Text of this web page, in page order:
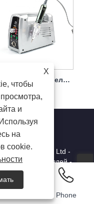
Электрическая дрель для ногтей, наконечник 65 Вт, нелегко повредить, 35000 об/мин
X
чтобы
и
на
cookie.
Co., Ltd -
сборщик гвоздей -
Phone